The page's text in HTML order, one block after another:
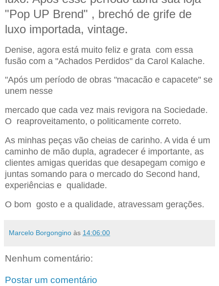
"Pop UP Brend" , brechó de grife de
luxo importada, vintage.
Denise, agora está muito feliz e grata com essa
fusão com a "Achados Perdidos" da Carol Kalache.
"Após um período de obras "macacão e capacete" se
unem nesse
mercado que cada vez mais revigora na Sociedade.
O reaproveitamento, o politicamente correto.
As minhas peças vão cheias de carinho. A vida é um
caminho de mão dupla, agradecer é importante, as
clientes amigas queridas que desapegam comigo e
juntas somando para o mercado do Second hand,
experiências e qualidade.
O bom gosto e a qualidade, atravessam gerações.
Marcelo Borgongino às 14:06:00
Nenhum comentário:
Postar um comentário